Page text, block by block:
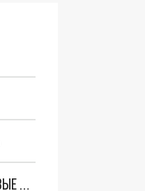
"ОЧЕНЬ ПЛОХИЕ НОВОСТИ": БОЛЬШАЯ ОШИБКА PALANTIR В РОССИИ. СТРАНЫ НАТО ВПЕРВЫЕ ЗА СВО ОСТАНОВИЛИ ПОСТАВКИ ОРУЖИЯ. ВСУ ТЕРЯЮТ ПРИГРАНИЧЬЕ?